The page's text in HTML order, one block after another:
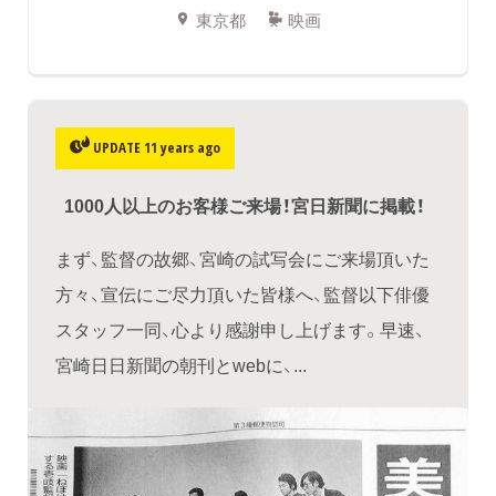
東京都 映画
UPDATE 11 years ago
1000人以上のお客様ご来場！宮日新聞に掲載！
まず、監督の故郷、宮崎の試写会にご来場頂いた
方々、宣伝にご尽力頂いた皆様へ、監督以下俳優
スタッフ一同、心より感謝申し上げます。早速、
宮崎日日新聞の朝刊とwebに、...